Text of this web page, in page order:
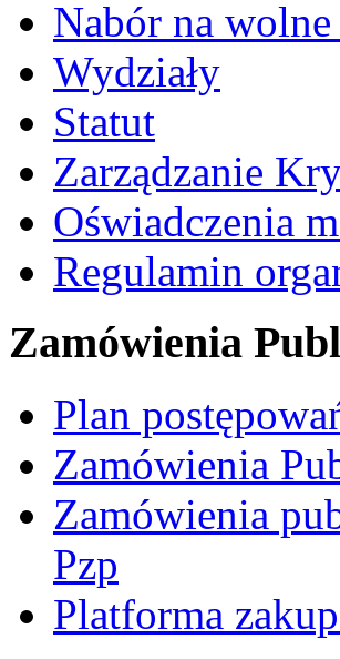
Nabór na
Wydziały
Statut
Zarządzanie
Oświadczenia
Regulamin
Zamówienia
Plan
Zamówienia
Zamówienia
Pzp
Platforma